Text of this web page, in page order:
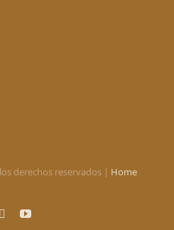
derechos reservados | Home
YouTube